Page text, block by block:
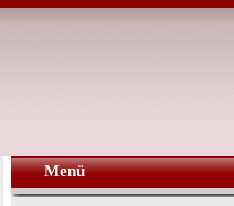
Menü